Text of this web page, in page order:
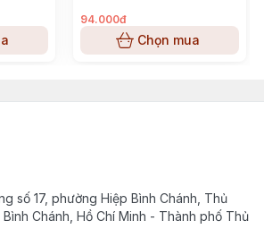
94.000đ
Chọn mua
số 17, phường Hiệp Bình Chánh, Thủ
Chánh, Hồ Chí Minh - Thành phố Thủ